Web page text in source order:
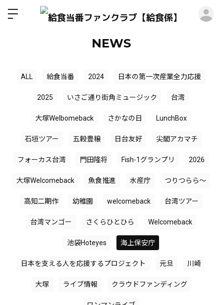
NEWS
ALL 給食当番 2024 日本の第一次産業全力応援
2025 いさご通り街角ミュージック 台湾
大塚Welbomeback さかなの日 LunchBox
石垣ツアー 五穀豊穣 日台友好 尖閣アカマチ
フォーカス台湾 門田隆将 Fish-1グランプリ 2026
大塚Welcomeback 魚食推進 水産庁 つりつらら〜
高知二期作 幼稚園 welcomeback 台湾ツアー
台湾マンゴー さくらひとひら Welcomeback
池袋Hoteyes 海上保安庁
日本を支える人を応援するプロジェクト 元旦 川崎
大塚 ライブ情報 クラウドファンディング